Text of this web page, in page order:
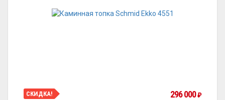
СКИДКА! 296 000₽